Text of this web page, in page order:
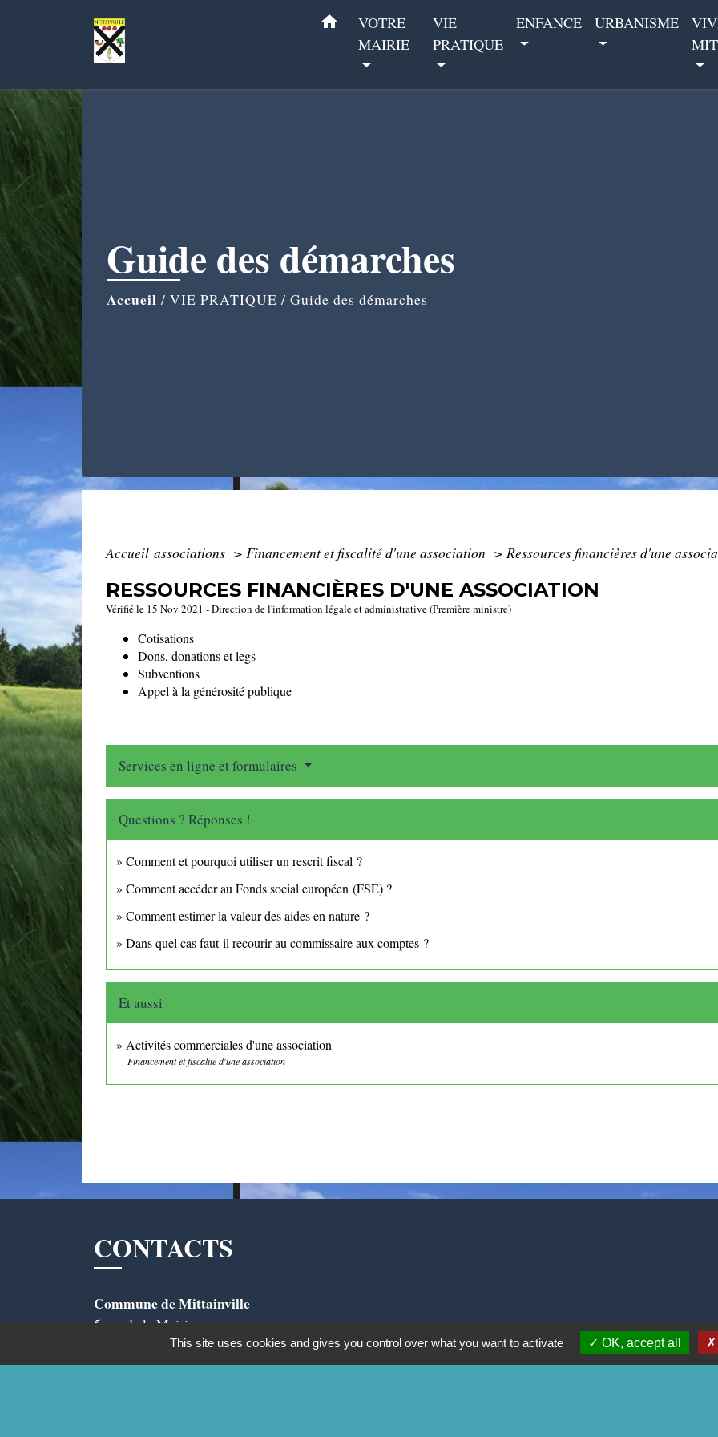
home
VOTRE
MAIRIE
VIE
PRATIQUE
ENFANCE URBANISME
Guide des démarches
Accueil / VIE PRATIQUE / Guide des démarches
Accueil associations > Financement et fiscalité d'une association > Ressources financières d'une
RESSOURCES FINANCIÈRES D'UNE ASSOCIATION
Vérifié le 15 Nov 2021 - Direction de l'information légale et administrative (Première ministre)
Cotisations
Dons, donations et legs
Subventions
Appel à la générosité publique
Services en ligne et formulaires
Questions ? Réponses !
Comment et pourquoi utiliser un rescrit fiscal ?
Comment accéder au Fonds social européen (FSE) ?
Comment estimer la valeur des aides en nature ?
Dans quel cas faut-il recourir au commissaire aux comptes ?
Et aussi
Activités commerciales d'une association
Financement et fiscalité d'une association
CONTACTS
Commune de Mittainville
5 rue de la Mairie
78125 Mittainville - FRANCE
+33 1 34 85 01 62
This site uses cookies and gives you control over what you want to activate OK, accept all